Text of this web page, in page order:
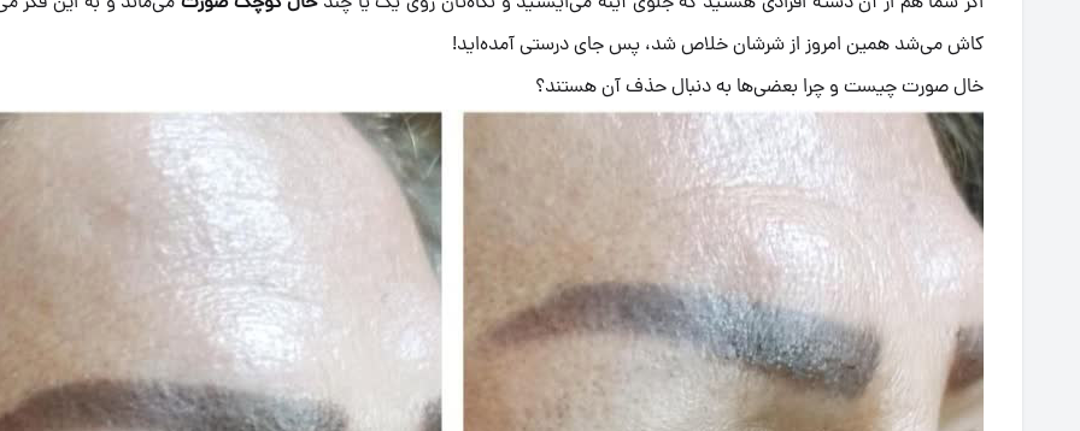
کاش می‌شد همین امروز از شرشان خلاص شد، پس جای درستی آمده‌اید!
خال صورت چیست و چرا بعضی‌ها به دنبال حذف آن هستند؟